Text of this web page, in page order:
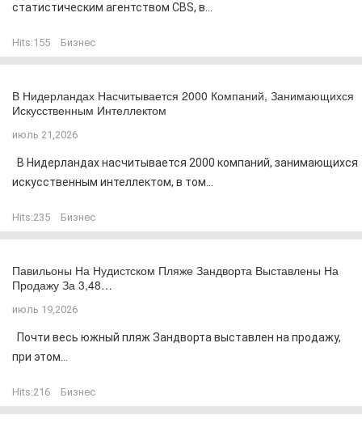
статистическим агентством CBS, в...
Hits:155 Бизнес
В Нидерландах Насчитывается 2000 Компаний, Занимающихся
Искусственным Интеллектом
июль 21,2026
В Нидерландах насчитывается 2000 компаний, занимающихся
искусственным интеллектом, в том...
Hits:235 Бизнес
Павильоны На Нудистском Пляже Зандворта Выставлены На
Продажу За 3,48…
июль 19,2026
Почти весь южный пляж Зандворта выставлен на продажу,
при этом...
Hits:216 Бизнес